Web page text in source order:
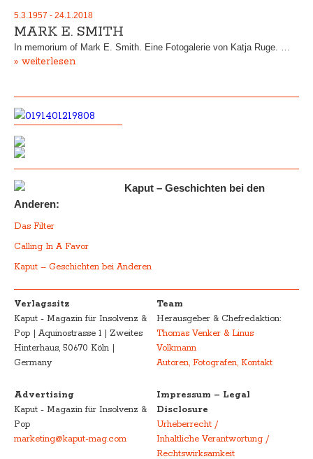
5.3.1957 - 24.1.2018
MARK E. SMITH
In memorium of Mark E. Smith. Eine Fotogalerie von Katja Ruge. …
» weiterlesen
Kaput – Geschichten bei den
Anderen:
Das Filter
Calling In A Favor
Kaput – Geschichten bei Anderen
Verlagssitz
Kaput - Magazin für Insolvenz &
Pop | Aquinostrasse 1 | Zweites
Hinterhaus, 50670 Köln |
Germany
Team
Herausgeber & Chefredaktion:
Thomas Venker & Linus
Volkmann
Autoren, Fotografen, Kontakt
Advertising
Kaput - Magazin für Insolvenz &
Pop
marketing@kaput-mag.com
Impressum – Legal
Disclosure
Urheberrecht /
Inhaltliche Verantwortung /
Rechtswirksamkeit